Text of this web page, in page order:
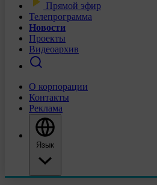
Прямой эфир
Телепрограмма
Новости
Проекты
Видеоархив
О корпорации
Контакты
Реклама
Язык